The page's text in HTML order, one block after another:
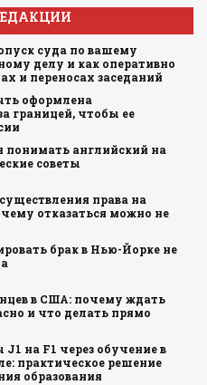
суда по вашему
делу и как оперативно
и переносах заседаний
оформлена
границей, чтобы ее
понимать английский на
советы
права на
отказаться можно не
брак в Нью-Йорке не
в США: почему ждать
и что делать прямо
J1 на F1 через обучение в
практическое решение
образования